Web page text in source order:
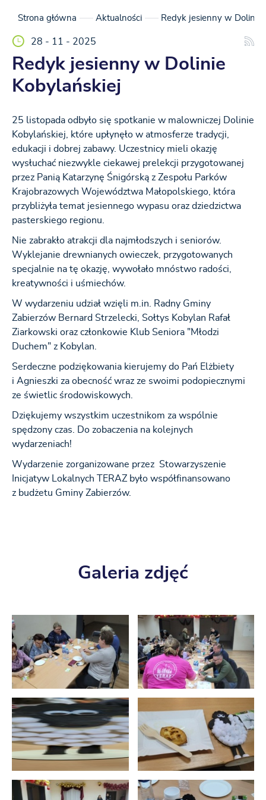
Strona główna Aktualności Redyk jesienny w Dolinie
28 - 11 - 2025
Redyk jesienny w Dolinie
Kobylańskiej
25 listopada odbyło się spotkanie w malowniczej Dolinie
Kobylańskiej, które upłynęło w atmosferze tradycji,
edukacji i dobrej zabawy. Uczestnicy mieli okazję
wysłuchać niezwykle ciekawej prelekcji przygotowanej
przez Panią Katarzynę Śnigórską z Zespołu Parków
Krajobrazowych Województwa Małopolskiego, która
przybliżyła temat jesiennego wypasu oraz dziedzictwa
pasterskiego regionu.
Nie zabrakło atrakcji dla najmłodszych i seniorów.
Wyklejanie drewnianych owieczek, przygotowanych
specjalnie na tę okazję, wywołało mnóstwo radości,
kreatywności i uśmiechów.
W wydarzeniu udział wzięli m.in. Radny Gminy
Zabierzów Bernard Strzelecki, Sołtys Kobylan Rafał
Ziarkowski oraz członkowie Klub Seniora "Młodzi
Duchem" z Kobylan.
Serdeczne podziękowania kierujemy do Pań Elżbiety
i Agnieszki za obecność wraz ze swoimi podopiecznymi
ze świetlic środowiskowych.
Dziękujemy wszystkim uczestnikom za wspólnie
spędzony czas. Do zobaczenia na kolejnych
wydarzeniach!
Wydarzenie zorganizowane przez Stowarzyszenie
Inicjatyw Lokalnych TERAZ było współfinansowano
z budżetu Gminy Zabierzów.
Galeria zdjęć